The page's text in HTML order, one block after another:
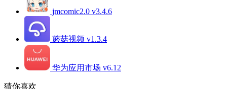
jmcomic2.0 v3.4.6
蘑菇视频 v1.3.4
华为应用市场 v6.12
猜你喜欢